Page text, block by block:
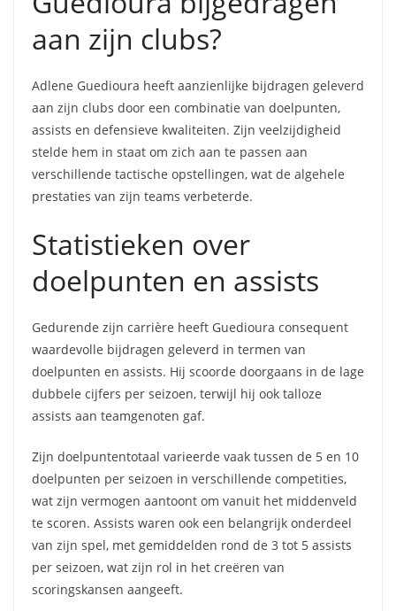
aan zijn clubs?
Adlene Guedioura heeft aanzienlijke bijdragen geleverd
aan zijn clubs door een combinatie van doelpunten,
assists en defensieve kwaliteiten. Zijn veelzijdigheid
stelde hem in staat om zich aan te passen aan
verschillende tactische opstellingen, wat de algehele
prestaties van zijn teams verbeterde.
Statistieken over
doelpunten en assists
Gedurende zijn carrière heeft Guedioura consequent
waardevolle bijdragen geleverd in termen van
doelpunten en assists. Hij scoorde doorgaans in de lage
dubbele cijfers per seizoen, terwijl hij ook talloze
assists aan teamgenoten gaf.
Zijn doelpuntentotaal varieerde vaak tussen de 5 en 10
doelpunten per seizoen in verschillende competities,
wat zijn vermogen aantoont om vanuit het middenveld
te scoren. Assists waren ook een belangrijk onderdeel
van zijn spel, met gemiddelden rond de 3 tot 5 assists
per seizoen, wat zijn rol in het creëren van
scoringskansen aangeeft.